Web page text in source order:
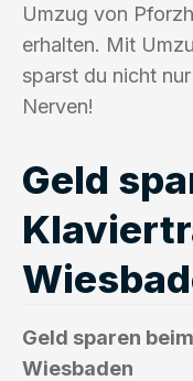
Umzug von
erhalten. Mit
sparst du nicht
Nerven!
Geld
Geld sparen beim
Wiesbaden